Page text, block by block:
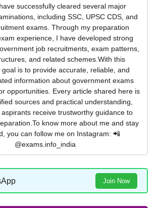
successfully cleared several major
including SSC, UPSC CDS, and
exams. Through my preparation
experience, I have developed strong
job recruitments, exam patterns,
and related schemes.With this
goal is to provide accurate, reliable, and
information about government exams
opportunities. Every article shared here is
sources and practical understanding,
receive trustworthy guidance to
know more about me and stay
you can follow me on Instagram: 📲
@exams.info_india
Join Now